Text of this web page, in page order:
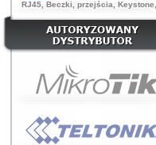
RJ45 Beczki, przejścia Keystone